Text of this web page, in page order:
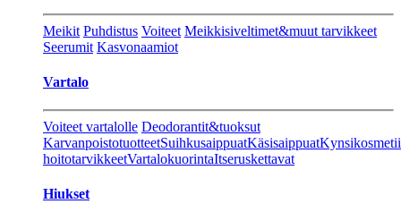
Meikit Puhdistus Voiteet Meikkisiveltimet&muut tarvikkeet
Seerumit Kasvonaamiot
Vartalo
Voiteet vartalolle Deodorantit&tuoksut
KarvanpoistotuotteetSuihkusaippuatKäsisaippuat
hoitotarvikkeetVartalokuorintaItseruskettavat
Hiukset